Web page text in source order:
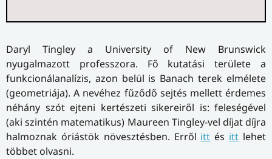
Daryl Tingley a University of New Brunswick
nyugalmazott professzora. Fő kutatási területe a
funkcionálanalízis, azon belül is Banach terek elmélete
(geometriája). A nevéhez fűződő sejtés mellett érdemes
néhány szót ejteni kertészeti sikereiről is: feleségével
(aki szintén matematikus) Maureen Tingley-vel díjat díjra
halmoznak óriástök növesztésben. Erről itt és itt lehet
többet olvasni.